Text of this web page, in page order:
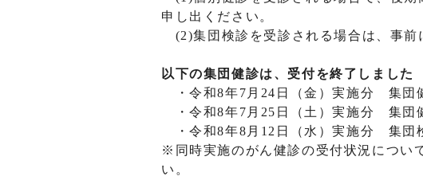
申し出ください。
(2)集団検診を受診される場合は、事前
以下の集団健診は、受付を終了しました
・令和8年7月24日（金）実施分 集団
・令和8年7月25日（土）実施分 集団
・令和8年8月12日（水）実施分 集団
※同時実施のがん健診の受付状況につい
い。